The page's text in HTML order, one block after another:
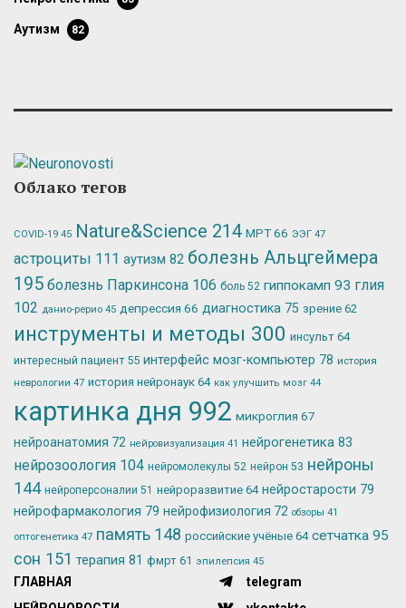
аутизм 82
Облако тегов
COVID-19 45 Nature&Science 214 МРТ66 ЭЭГ 47
астроциты 111 аутизм 82 болезнь Альцгеймера
195 болезнь Паркинсона 106 боль 52 гиппокамп 93 глия
102 данио-рерио 45 депрессия 66 диагностика 75 зрение 62
инструменты и методы 300 инсульт 64
интересный пациент 55 интерфейс мозг-компьютер 78 история
неврологии 47 история нейронаук 64 как улучшить мозг 44
картинка дня 992 микроглия 67
нейроанатомия 72 нейровизуализация 41 нейрогенетика 83
нейрозоология 104 нейромолекулы 52 нейрон 53 нейроны
144 нейроперсоналии 51 нейроразвитие 64 нейростарости 79
нейрофармакология 79 нейрофизиология 72 обзоры 41
оптогенетика 47 память 148 российские учёные 64 сетчатка 95
сон 151 терапия 81 фмрт 61 эпилепсия 45
ГЛАВНАЯ
telegram